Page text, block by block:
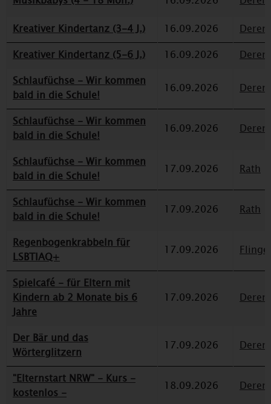
Kreativer Kindertanz (3-4 J.)
16.09.2026
Kreativer Kindertanz (5-6 J.)
16.09.2026
Schlaufüchse - Wir kommen
bald in die Schule!
16.09.2026
Schlaufüchse - Wir kommen
bald in die Schule!
16.09.2026
Schlaufüchse - Wir kommen
bald in die Schule!
17.09.2026 Rath
Schlaufüchse - Wir kommen
bald in die Schule!
17.09.2026 Rath
Regenbogenkrabbeln für
LSBTIAQ+
17.09.2026
Spielcafé - für Eltern mit
Kindern ab 2 Monate bis 6
Jahre
17.09.2026
Der Bär und das
Wörterglitzern
17.09.2026
"Elternstart NRW" - Kurs -
kostenlos -
18.09.2026